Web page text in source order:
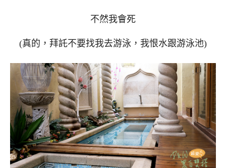
不然我會死
(真的，拜託不要找我去游泳，我恨水跟游泳池)